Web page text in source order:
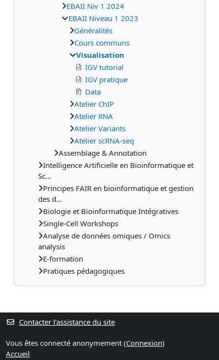
EBAII Niv 1 2024
EBAII Niveau 1 2023
Généralités
Cours communs
Visualisation
IGV tutorial
IGV pratique
Data
Atelier ChIP
Atelier RNA
Atelier Variants
Atelier scRNA-seq
Assemblage & Annotation
Intelligence Artificielle en Bioinformatique et
Sc...
Principes FAIR en bioinformatique et gestion
des d...
Biologie et Bioinformatique Intégratives
Single-Cell Workshops
Analyse de données omiques / Omics
analysis
E-formation
Pratiques pédagogiques
Contacter l’assistance du site
Vous êtes connecté anonymement (Connexion)
Accueil